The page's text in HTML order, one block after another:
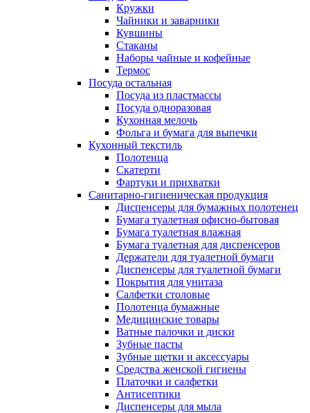
Кружки
Чайники и заварники
Кувшины
Стаканы
Наборы чайные и кофейные
Термос
Посуда остальная
Посуда из пластмассы
Посуда одноразовая
Кухонная мелочь
Фольга и бумага для выпечки
Кухонный текстиль
Полотенца
Скатерти
Фартуки и прихватки
Санитарно-гигиеническая продукция
Диспенсеры для бумажных полотенец
Бумага туалетная офисно-бытовая
Бумага туалетная влажная
Бумага туалетная для диспенсеров
Держатели для туалетной бумаги
Диспенсеры для туалетной бумаги
Покрытия для унитаза
Салфетки столовые
Полотенца бумажные
Медицинские товары
Ватные палочки и диски
Зубные пасты
Зубные щетки и аксессуары
Средства женской гигиены
Платочки и салфетки
Антисептики
Диспенсеры для мыла